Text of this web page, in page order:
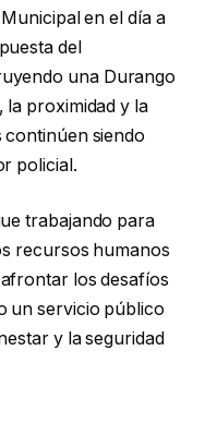
en el día a
del
una Durango
la proximidad y la
continúen siendo
policial.
trabajando para
recursos humanos
los desafíos
un servicio público
y la seguridad